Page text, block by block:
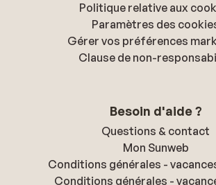
Politique relative aux
Paramètres des
Gérer vos préférences
Clause de non-
Besoin d'aide ?
Questions & contact
Mon Sunweb
Conditions générales -
Conditions générales -